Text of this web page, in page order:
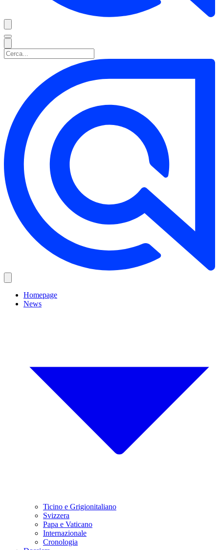
Homepage
News
Ticino e Grigionitaliano
Svizzera
Papa e Vaticano
Internazionale
Cronologia